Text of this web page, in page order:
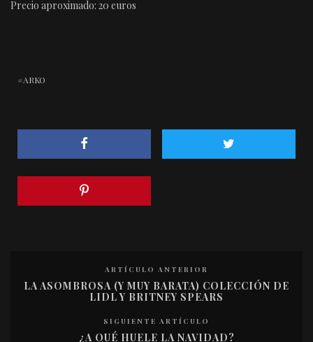
Precio aproximado: 20 euros
ARKO
ARTÍCULO ANTERIOR
LA ASOMBROSA (Y MUY BARATA) COLECCIÓN DE
LIDL Y BRITNEY SPEARS
SIGUIENTE ARTÍCULO
¿A QUÉ HUELE LA NAVIDAD?